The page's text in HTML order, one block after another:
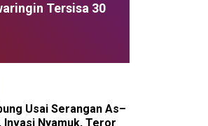
Tersisa 30
Usai Serangan As–
Invasi Nyamuk, Teror